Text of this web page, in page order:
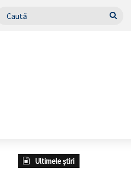
Caută
Ultimele știri